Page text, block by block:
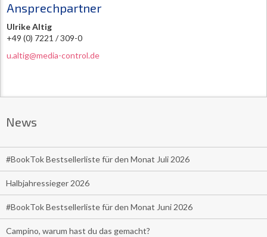
Ansprechpartner
Ulrike Altig
+49 (0) 7221 / 309-0
u.altig@media-control.de
News
#BookTok Bestsellerliste für den Monat Juli 2026
Halbjahressieger 2026
#BookTok Bestsellerliste für den Monat Juni 2026
Campino, warum hast du das gemacht?